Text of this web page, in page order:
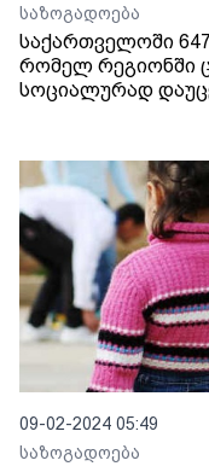
საზოგადოება
საქართველოში
რომელ რეგიონში
სოციალურად
09-02-2024 05:49
საზოგადოება